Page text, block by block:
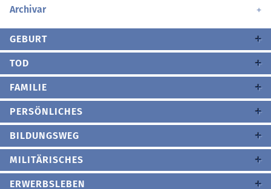
Archivar
GEBURT
TOD
FAMILIE
PERSÖNLICHES
BILDUNGSWEG
MILITÄRISCHES
ERWERBSLEBEN